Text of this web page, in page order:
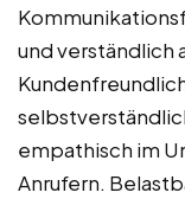
und verständlich
empathisch im
Anrufern.